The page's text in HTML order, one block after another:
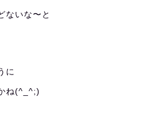
ないな〜と
に
ね(^_^;)